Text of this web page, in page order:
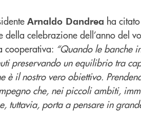
Arnaldo Dandrea ha
della celebrazione dell’anno del
cooperativa: “Quando le banche
preservando un equilibrio tra
è il nostro vero obiettivo.
che, nei piccoli ambiti,
tuttavia, porta a pensare in